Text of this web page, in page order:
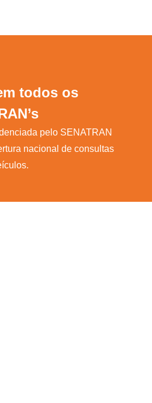
todos os
pelo SENATRAN
nacional de consultas